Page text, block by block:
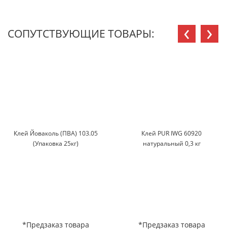
СОПУТСТВУЮЩИЕ ТОВАРЫ:
Клей Йоваколь (ПВА) 103.05
(Упаковка 25кг)
*Предзаказ товара
Клей PUR IWG 60920
натуральный 0,3 кг
*Предзаказ товара
‹ ›